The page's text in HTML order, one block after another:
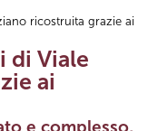
ricostruita grazie ai
di Viale
ai
e complesso,